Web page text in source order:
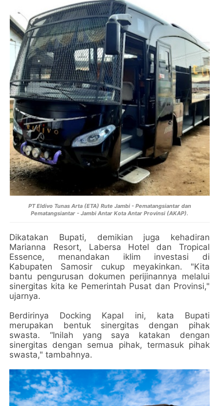
PT Eldivo Tunas Arta (ETA) Rute Jambi - Pematangsiantar dan
Pematangsiantar - Jambi Antar Kota Antar Provinsi (AKAP).
Dikatakan Bupati, demikian juga kehadiran
Marianna Resort, Labersa Hotel dan Tropical
Essence, menandakan iklim investasi di
Kabupaten Samosir cukup meyakinkan. "Kita
bantu pengurusan dokumen perijinannya melalui
sinergitas kita ke Pemerintah Pusat dan Provinsi,"
ujarnya.
Berdirinya Docking Kapal ini, kata Bupati
merupakan bentuk sinergitas dengan pihak
swasta. “Inilah yang saya katakan dengan
sinergitas dengan semua pihak, termasuk pihak
swasta," tambahnya.